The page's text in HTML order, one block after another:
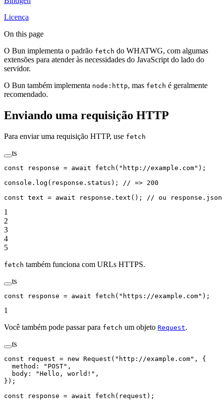
Licença
On this page
O Bun implementa o padrão fetch do WHATWG, com algumas
extensões para atender às necessidades do JavaScript do lado do
servidor.
O Bun também implementa node:http, mas fetch é geralmente
recomendado.
Enviando uma requisição HTTP
Para enviar uma requisição HTTP, use fetch
ts
const response = await fetch ( "http://example.com" );
console. log (response.status);
// => 200
const text = await response. text (); // ou
1
2
3
4
5
fetch também funciona com URLs HTTPS.
ts
const response = await fetch ( "https://example.com" );
1
Você também pode passar para fetch um objeto Request.
ts
const request = new Request ( "http://example.com" , {
  method:
"POST" ,
  body:
"Hello, world!" ,
});
const response = await fetch (request);